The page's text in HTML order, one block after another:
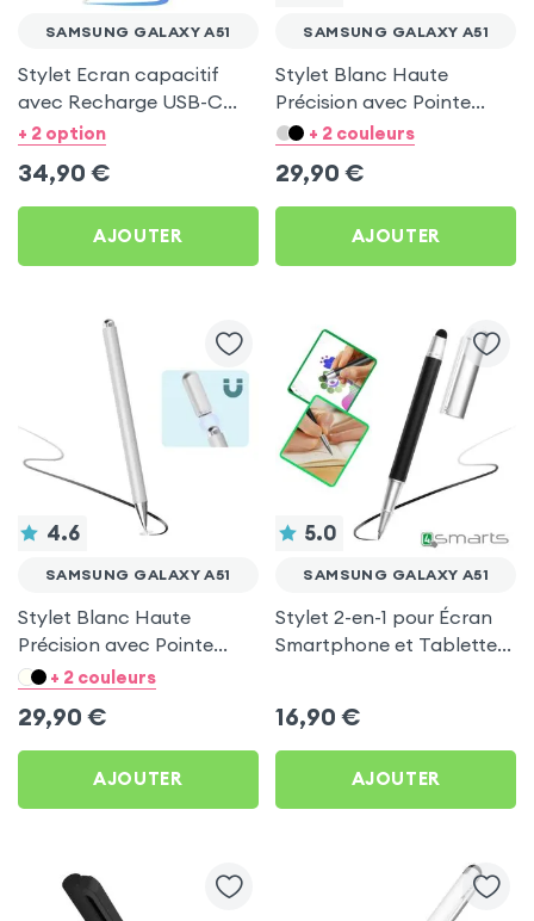
SAMSUNG GALAXY A51
Stylet Ecran capacitif
avec Recharge USB-C
Apokin pour Samsung
+ 2 option
34,90 €
AJOUTER
SAMSUNG GALAXY A51
Stylet Blanc Haute
Précision avec Pointe
Ultra-Fine pour Samsung
+ 2 couleurs
29,90 €
AJOUTER
4.6
SAMSUNG GALAXY A51
Stylet Blanc Haute
Précision avec Pointe
Ultra-Fine pour Samsung
+ 2 couleurs
29,90 €
AJOUTER
5.0
SAMSUNG GALAXY A51
Stylet 2-en-1 pour Écran
Smartphone et Tablette,
Fine - 4smarts
16,90 €
AJOUTER